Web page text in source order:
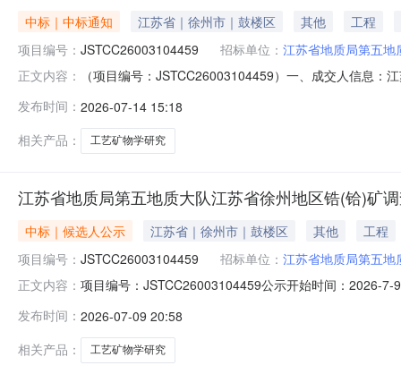
中标｜中标通知 江苏省｜徐州市｜鼓楼区 其他
工程
项目编号： JSTCC26003104459 招标单位： 江苏省地质局第五地
正文内容：
（项目编号：JSTCC26003104459）一、成交人信息
司地址：江苏省南京市鼓楼区郑和中路118号D座12楼
发布时间： 2026-07-14 15:18
相关产品：
工艺矿物学研究
江苏省地质局第五地质大队江苏省徐州地区锆(铪)矿
中标｜候选人公示 江苏省｜徐州市｜鼓楼区 其他
工程
项目编号： JSTCC26003104459 招标单位： 江苏省地质局第五地
正文内容： 项目编号：JSTCC26003104459公示开始时间：2026-
名：中国海洋大学，最终报价：597000.00元，质量：
发布时间： 2026-07-09 20:58
相关产品：
工艺矿物学研究